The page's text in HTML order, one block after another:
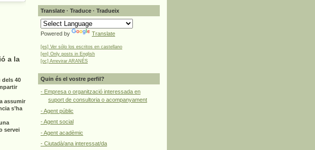
a la
dels 40
assumir
s’ha
servei
Translate · Traduce · Tradueix
Powered by Translate
[es] Ver sólo los escritos en castellano
[en] Only posts in English
[oc] Arrevirar ARANÉS
Quin és el vostre perfil?
- Empresa o organització interessada en
suport de consultoria o acompanyament
- Agent públic
- Agent social
- Agent acadèmic
- Ciutadà/ana interessat/da